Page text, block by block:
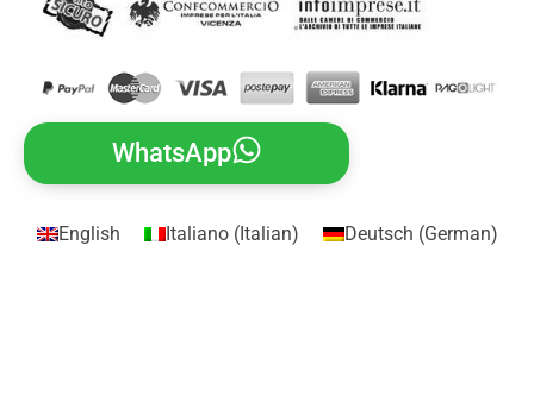
WhatsApp
English Italiano(Italian) Deutsch (German)